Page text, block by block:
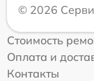
© 2026
Стоимость
Оплата и
Контакты